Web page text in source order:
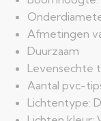
Afmetingen
Duurzaam
Levensechte
Aantal pvc-
Lichtentype: